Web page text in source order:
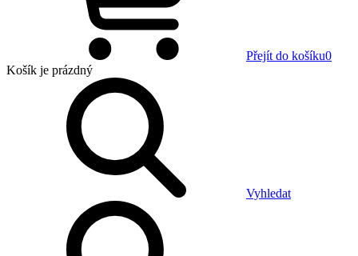
Přejít do košíku0
Košík je prázdný
Vyhledat